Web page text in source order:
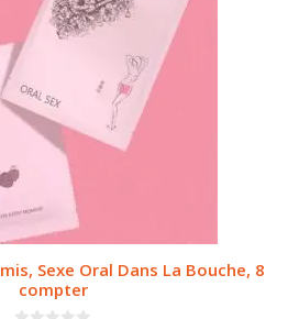
Sexe Oral Dans La Bouche, 8
compter